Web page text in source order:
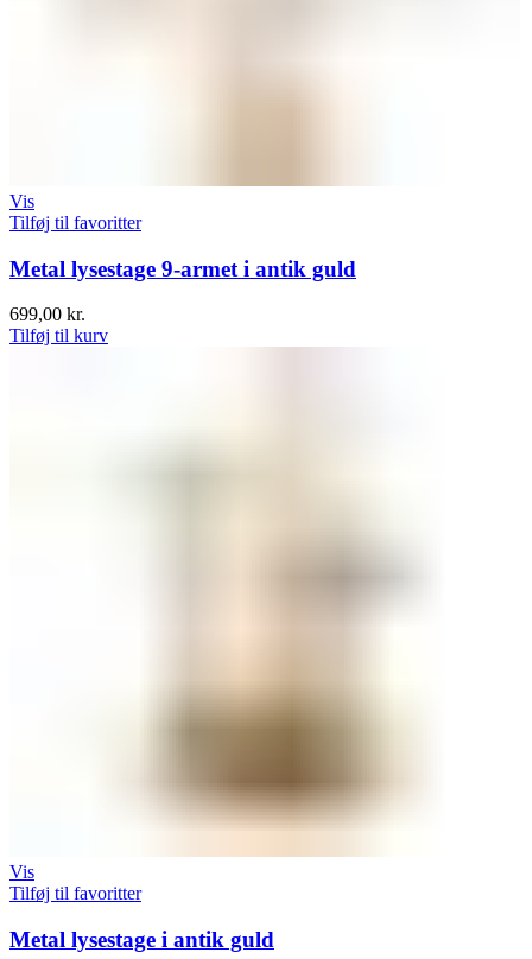
Vis
Tilføj til favoritter
Metal lysestage 9-armet i antik guld
699,00 kr.
Tilføj til kurv
Vis
Tilføj til favoritter
Metal lysestage i antik guld